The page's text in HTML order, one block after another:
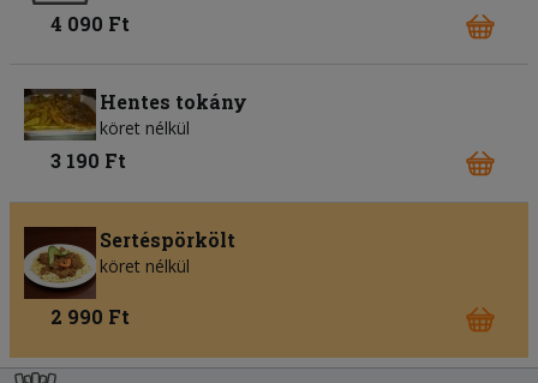
4 090 Ft
Hentes tokány
köret nélkül
3 190 Ft
Sertéspörkölt
köret nélkül
2 990 Ft